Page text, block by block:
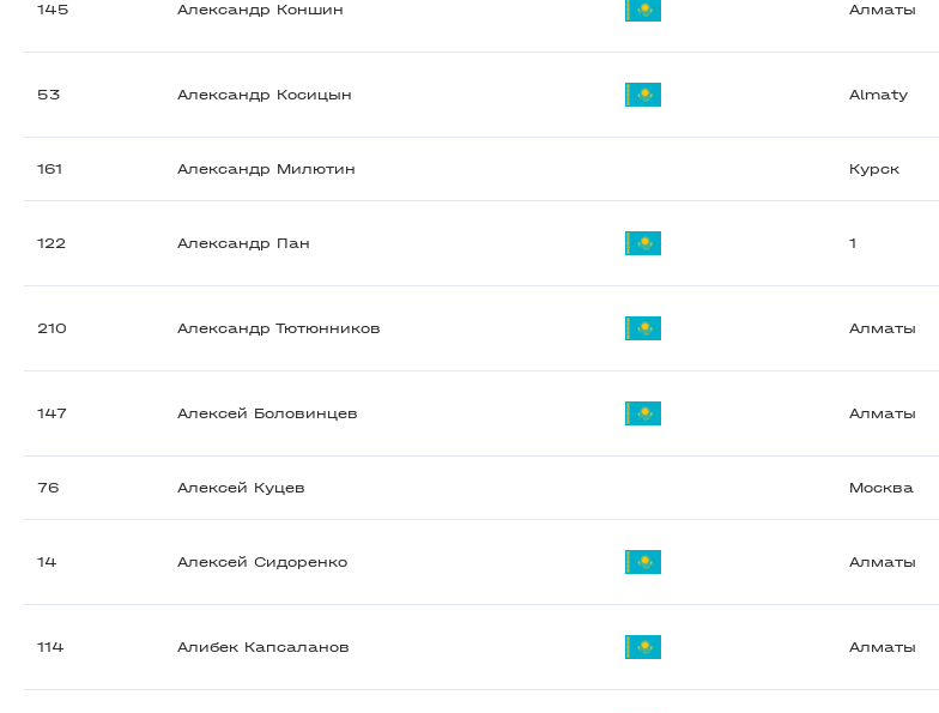
145 Александр Коншин Алматы
53 Александр Косицын Almaty
161 Александр Милютин Курск
122 Александр Пан 1
210 Александр Тютюнников Алматы
147 Алексей Боловинцев Алматы
76 Алексей Куцев Москва
14 Алексей Сидоренко Алматы
114 Алибек Капсаланов Алматы